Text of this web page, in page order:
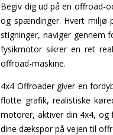
Begiv dig ud på en offroad-
og spændinger. Hvert miljø
stigninger, naviger gennem
fysikmotor sikrer en ret
offroad-maskine.
4x4 Offroader giver en
flotte grafik, realistiske
motorer, aktiver din 4x4, og
dine dækspor på vejen til